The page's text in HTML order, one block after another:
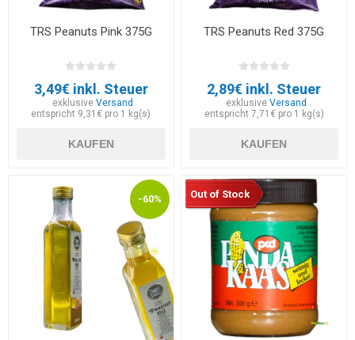
TRS Peanuts Pink 375G
3,49€ inkl. Steuer
exklusiveVersand
entspricht 9,31€ pro 1 kg(s)
KAUFEN
TRS Peanuts Red 375G
2,89€ inkl. Steuer
exklusive Versand
entspricht 7,71€ pro 1 kg(s)
KAUFEN
-60% Out of Stock